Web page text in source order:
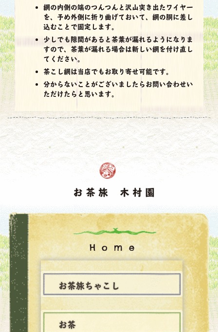
網の内側の端のつんつんと沢山突き出たワイヤー
を、予め外側に折り曲げておいて、網の胴に差し
込むことで固定します。
少しでも隙間があると茶葉が漏れるようになりま
すので、茶葉が漏れる場合は新しい網を付け直し
てください。
茶こし網は当店でもお取り寄せ可能です。
分からないことがございましたらお問い合わせい
ただけたらと思います。
お茶旅 木村園
Home
お茶旅ちゃこし
お茶